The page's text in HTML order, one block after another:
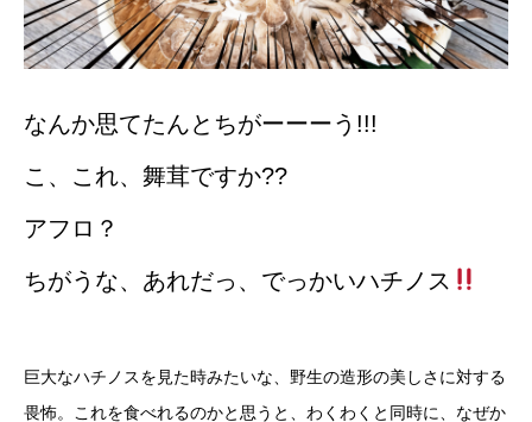
なんか思てたんとちがーーーう!!!
こ、これ、舞茸ですか??
アフロ？
ちがうな、あれだっ、でっかいハチノス
巨大なハチノスを見た時みたいな、野生の造形の美しさに対する
畏怖。これを食べれるのかと思うと、わくわくと同時に、なぜか